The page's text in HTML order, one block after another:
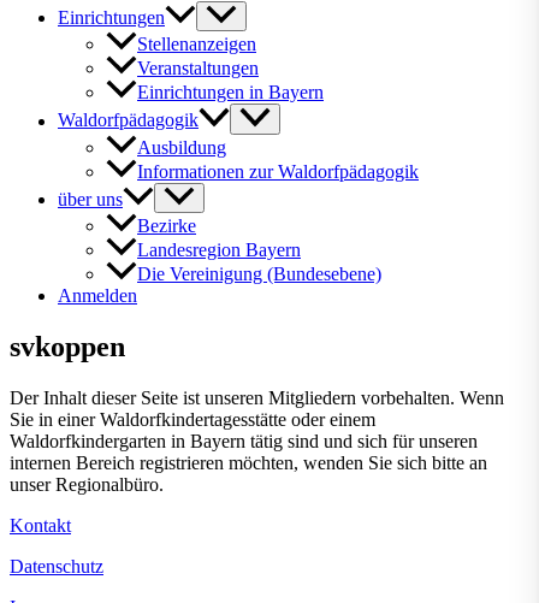
Einrichtungen
Stellenanzeigen
Veranstaltungen
Einrichtungen in Bayern
Waldorfpädagogik
Ausbildung
Informationen zur Waldorfpädagogik
über uns
Bezirke
Landesregion Bayern
Die Vereinigung (Bundesebene)
Anmelden
svkoppen
Der Inhalt dieser Seite ist unseren Mitgliedern vorbehalten. Wenn
Sie in einer Waldorfkindertagesstätte oder einem
Waldorfkindergarten in Bayern tätig sind und sich für unseren
internen Bereich registrieren möchten, wenden Sie sich bitte an
unser Regionalbüro.
Kontakt
Datenschutz